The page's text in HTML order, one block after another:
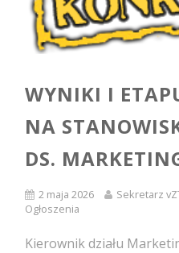
WYNIKI I
NA
DS.
2 maja 2026 Sekretarz
Ogłoszenia
Kierownik działu